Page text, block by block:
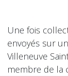
Une fois
envoyés sur
Villeneuve
membre de la